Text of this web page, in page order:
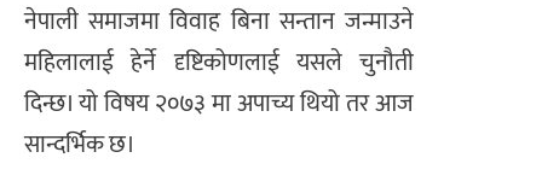
नेपाली समाजमा विवाह बिना सन्तान जन्माउने
महिलालाई हेर्ने दृष्टिकोणलाई यसले चुनौती
दिन्छ। यो विषय २०७३ मा अपाच्य थियो तर आज
सान्दर्भिक छ।